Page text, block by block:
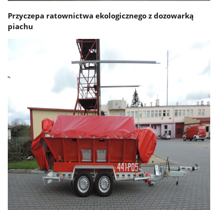
Przyczepa ratownictwa ekologicznego z dozowarką
piachu